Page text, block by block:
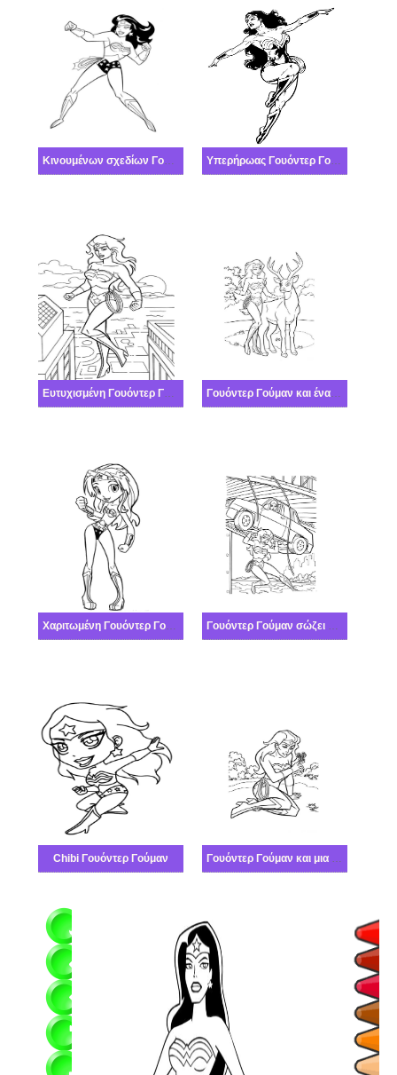
Κινουμένων σχεδίων Γουόντερ Γούμαν Υπερήρωας Γουόντερ Γούμαν
Ευτυχισμένη Γουόντερ Γούμαν Γουόντερ Γούμαν και ένα ελάφι
Χαριτωμένη Γουόντερ Γούμαν Γουόντερ Γούμαν σώζει ανθρώπους
Chibi Γουόντερ Γούμαν Γουόντερ Γούμαν και μια πεταλούδα